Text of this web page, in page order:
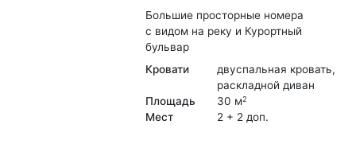
Большие просторные номера
с видом на реку и Курортный
бульвар
Кровати
двуспальная кровать,
раскладной диван
Площадь
30 м2
Мест 2 + 2 доп.